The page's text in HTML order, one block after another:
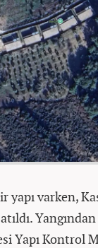
varken,
Yapı Kontrol